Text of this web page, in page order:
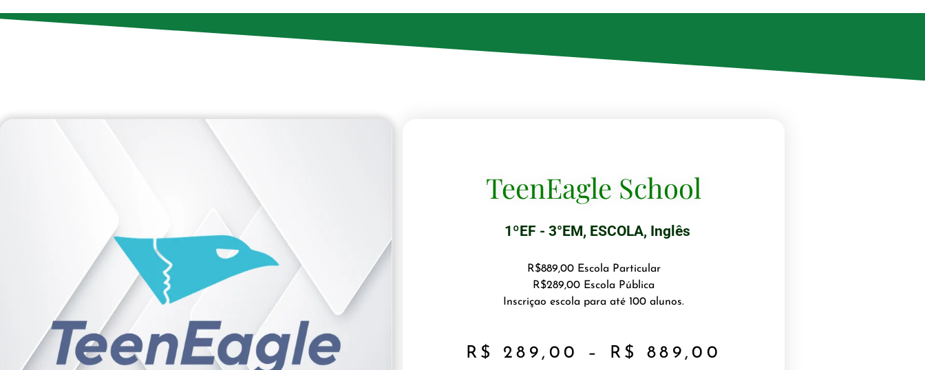
TeenEagle School
1ºEF - 3°EM, ESCOLA, Inglês
R$889,00 Escola Particular
R$289,00 Escola Pública
Inscriçao escola para até 100 alunos.
R$ 289,00 – R$ 889,00